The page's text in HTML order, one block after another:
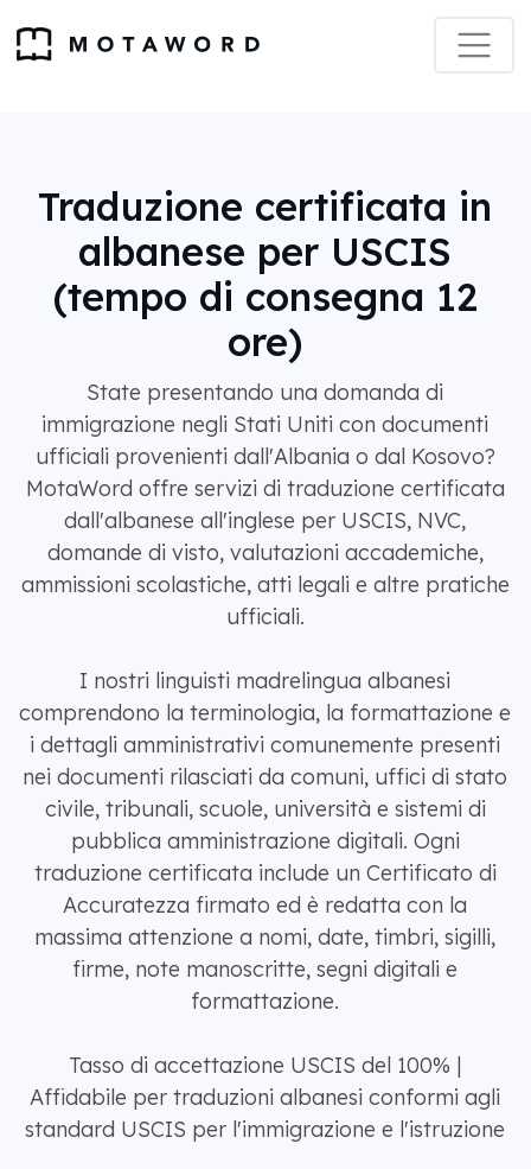
Traduzione certificata in
albanese per USCIS
(tempo di consegna 12
ore)
State presentando una domanda di
immigrazione negli Stati Uniti con documenti
ufficiali provenienti dall'Albania o dal Kosovo?
MotaWord offre servizi di traduzione certificata
dall'albanese all'inglese per USCIS, NVC,
domande di visto, valutazioni accademiche,
ammissioni scolastiche, atti legali e altre pratiche
ufficiali.
I nostri linguisti madrelingua albanesi
comprendono la terminologia, la formattazione e
i dettagli amministrativi comunemente presenti
nei documenti rilasciati da comuni, uffici di stato
civile, tribunali, scuole, università e sistemi di
pubblica amministrazione digitali. Ogni
traduzione certificata include un Certificato di
Accuratezza firmato ed è redatta con la
massima attenzione a nomi, date, timbri, sigilli,
firme, note manoscritte, segni digitali e
formattazione.
Tasso di accettazione USCIS del 100% |
Affidabile per traduzioni albanesi conformi agli
standard USCIS per l'immigrazione e l'istruzione